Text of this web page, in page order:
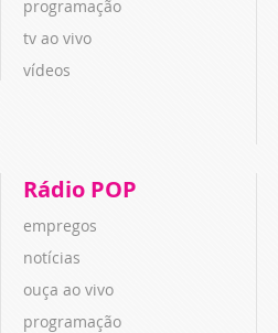
programação
tv ao vivo
vídeos
Rádio POP
empregos
notícias
ouça ao vivo
programação